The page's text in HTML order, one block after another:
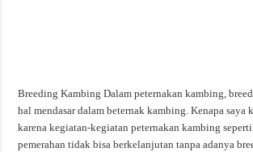
Breeding Kambing Dalam peternakan kambing,
hal mendasar dalam beternak kambing. Kenapa saya
karena kegiatan-kegiatan peternakan kambing
pemerahan tidak bisa berkelanjutan tanpa adanya